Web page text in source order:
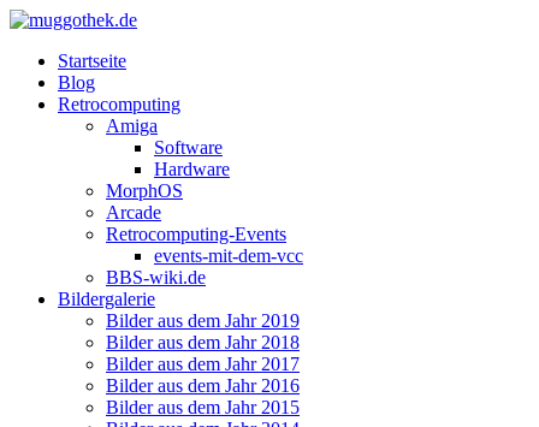
Startseite
Blog
Retrocomputing
Amiga
Software
Hardware
MorphOS
Arcade
Retrocomputing-Events
events-mit-dem-vcc
BBS-wiki.de
Bildergalerie
Bilder aus dem Jahr 2019
Bilder aus dem Jahr 2018
Bilder aus dem Jahr 2017
Bilder aus dem Jahr 2016
Bilder aus dem Jahr 2015